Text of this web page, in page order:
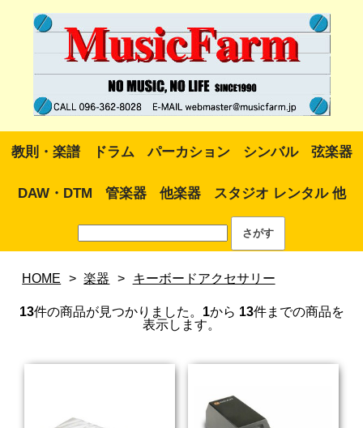
教則・楽譜 ドラム パーカション シンバル 弦楽器
DAW・DTM 管楽器 他楽器 スタジオ レンタル 他
HOME > 楽器 > キーボードアクセサリー
13件の商品が見つかりました。 1から 13件までの商品を
表示します。